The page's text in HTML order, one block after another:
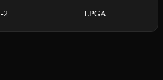
-2 LPGA